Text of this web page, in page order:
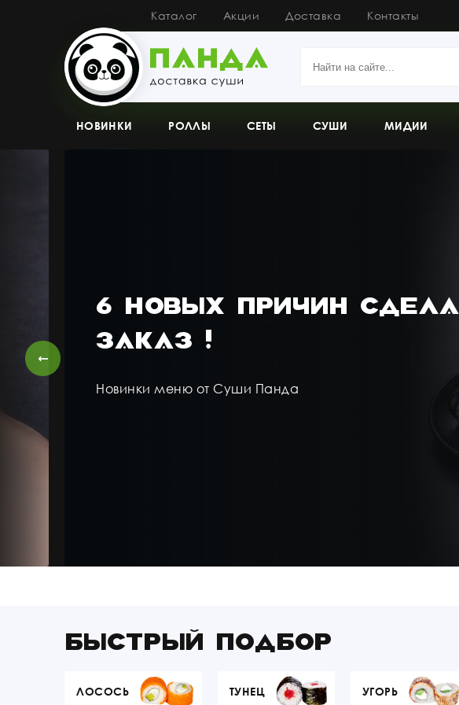
Каталог Акции Доставка Контакты
НОВИНКИ РОЛЛЫ СЕТЫ СУШИ МИДИИ
6 НОВЫХ ПРИЧИН
ЗАКАЗ !
Новинки меню от Суши Панда
БЫСТРЫЙ ПОДБОР
ЛОСОСЬ ТУНЕЦ УГОРЬ